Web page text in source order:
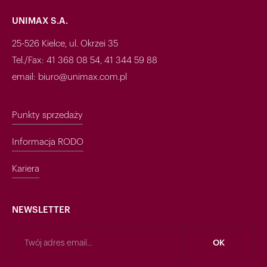
UNIMAX S.A.
25-526 Kielce, ul. Okrzei 35
Tel./Fax: 41 368 08 54, 41 344 59 88
email: biuro@unimax.com.pl
Punkty sprzedaży
Informacja RODO
Kariera
NEWSLETTER